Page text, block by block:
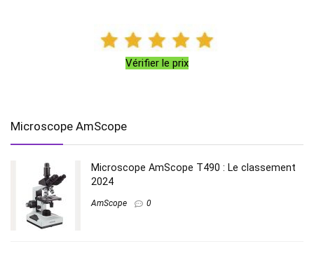
Vérifier le prix
Microscope AmScope
Microscope AmScope T490 : Le classement
2024
AmScope 0